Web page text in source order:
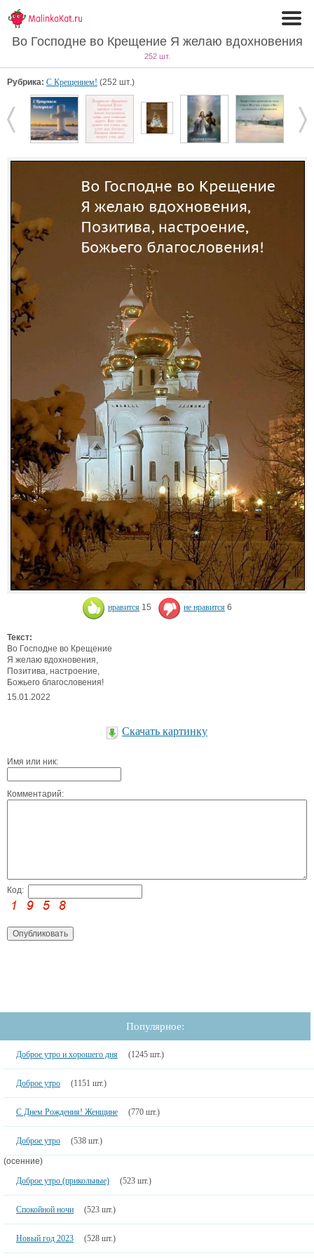
Во Господне во Крещение Я желаю вдохновения
252 шт.
Рубрика: С Крещением! (252 шт.)
нравится 15 не нравится 6
Текст:
Во Господне во Крещение
Я желаю вдохновения,
Позитива, настроение,
Божьего благословения!
15.01.2022
Скачать картинку
Имя или ник:
Комментарий:
Код:
Популярное:
Доброе утро и хорошего дня (1245 шт.)
Доброе утро (1151 шт.)
С Днем Рождения! Женщине (770 шт.)
Доброе утро (538 шт.)
(осенние)
Доброе утро (прикольные)
(523 шт.)
Спокойной ночи (523 шт.)
Новый год 2023 (528 шт.)